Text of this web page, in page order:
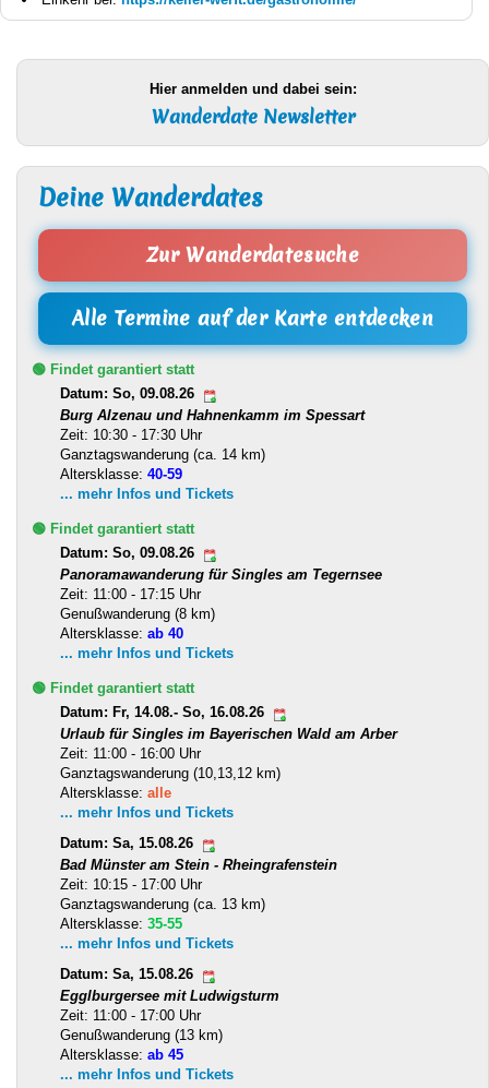
Hier anmelden und dabei sein:
Wanderdate Newsletter
Deine Wanderdates
Zur Wanderdatesuche
Alle Termine auf der Karte entdecken
🟢 Findet garantiert statt
Datum: So, 09.08.26
Burg Alzenau und Hahnenkamm im Spessart
Zeit: 10:30 - 17:30 Uhr
Ganztagswanderung (ca. 14 km)
Altersklasse: 40-59
... mehr Infos und Tickets
🟢 Findet garantiert statt
Datum: So, 09.08.26
Panoramawanderung für Singles am Tegernsee
Zeit: 11:00 - 17:15 Uhr
Genußwanderung (8 km)
Altersklasse: ab 40
... mehr Infos und Tickets
🟢 Findet garantiert statt
Datum: Fr, 14.08.- So, 16.08.26
Urlaub für Singles im Bayerischen Wald am Arber
Zeit: 11:00 - 16:00 Uhr
Ganztagswanderung (10,13,12 km)
Altersklasse: alle
... mehr Infos und Tickets
Datum: Sa, 15.08.26
Bad Münster am Stein - Rheingrafenstein
Zeit: 10:15 - 17:00 Uhr
Ganztagswanderung (ca. 13 km)
Altersklasse: 35-55
... mehr Infos und Tickets
Datum: Sa, 15.08.26
Egglburgersee mit Ludwigsturm
Zeit: 11:00 - 17:00 Uhr
Genußwanderung (13 km)
Altersklasse: ab 45
... mehr Infos und Tickets